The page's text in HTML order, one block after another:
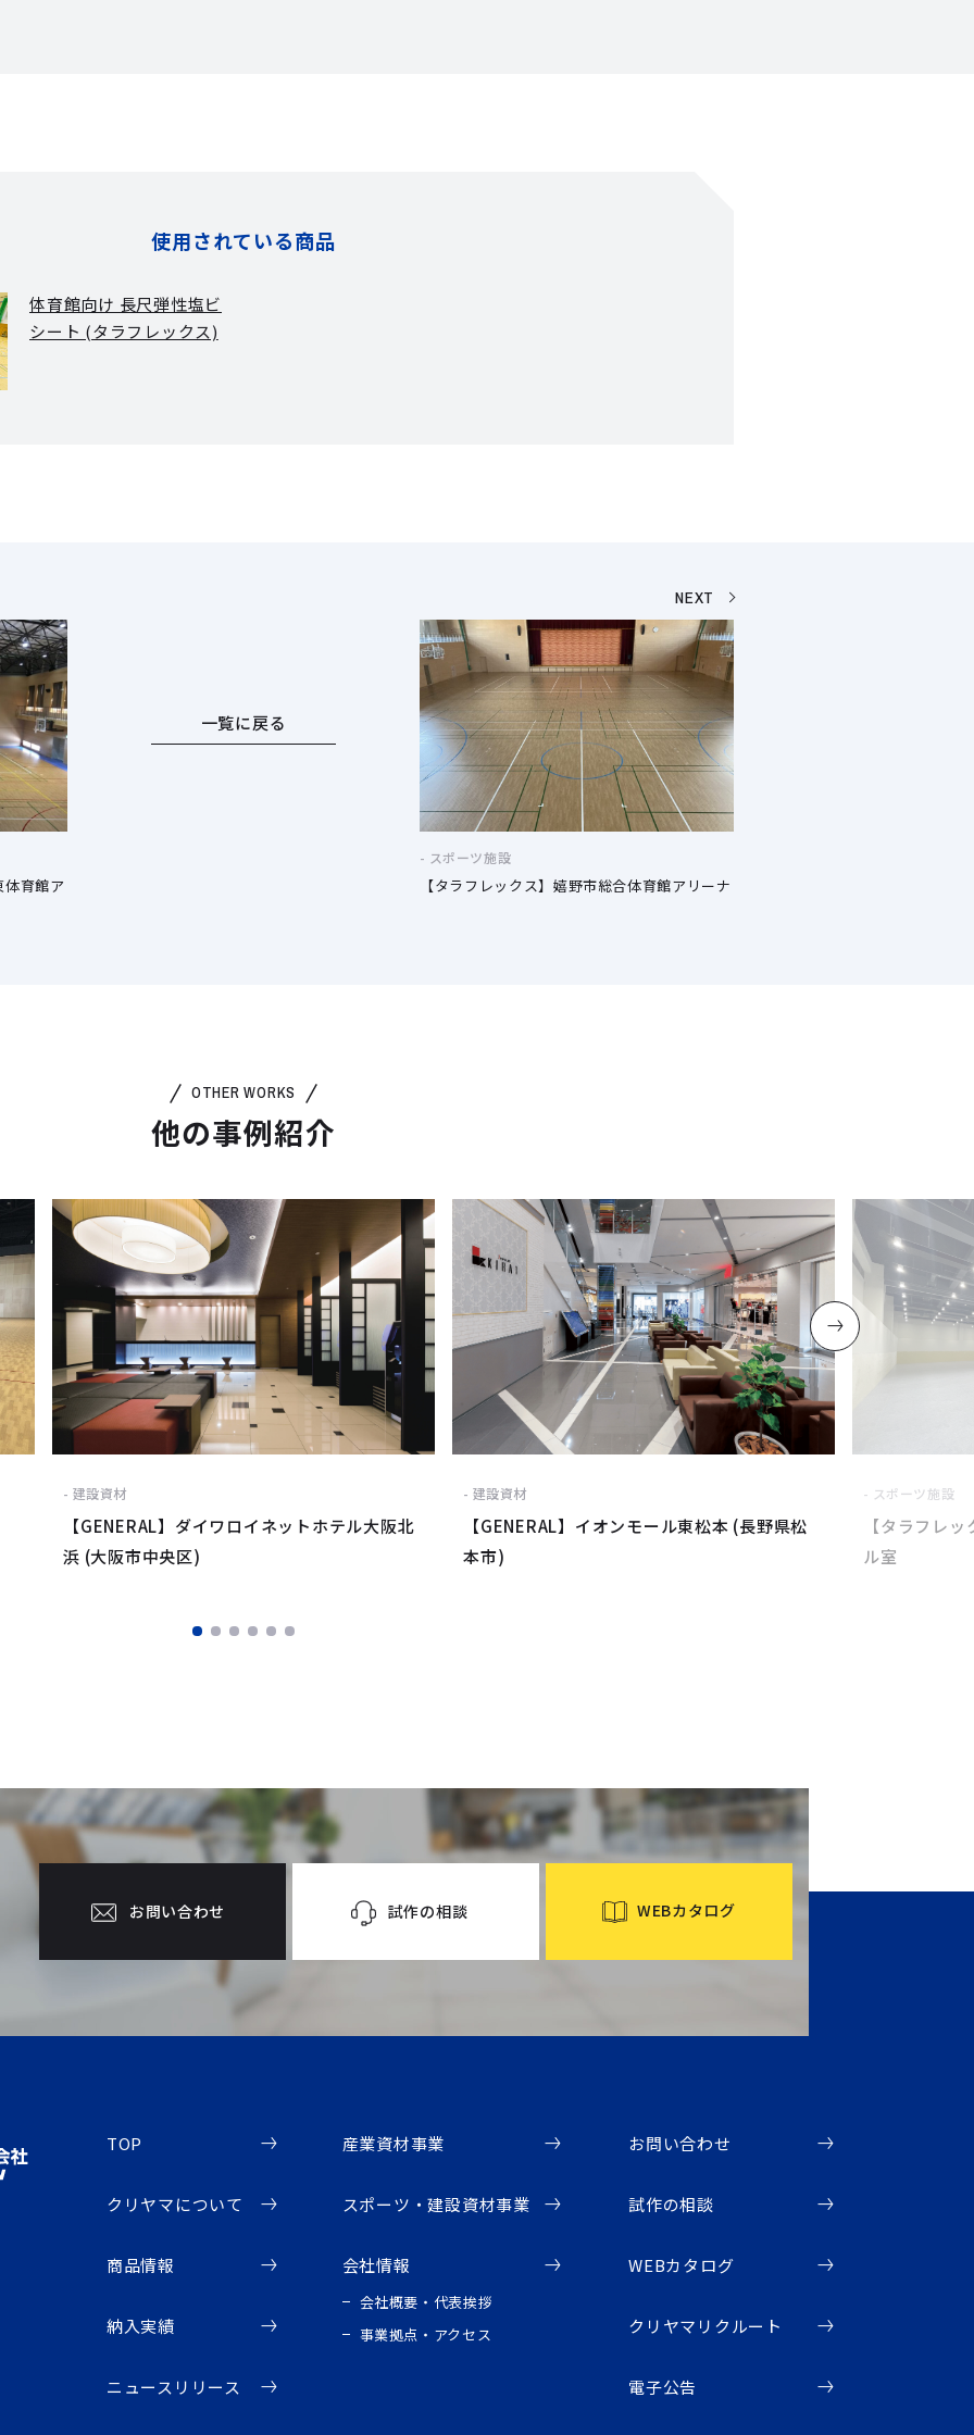
使用されている商品
体育館向け 長尺弾性塩ビ
シート (タラフレックス)
育館ア
NEXT
スポーツ施設
【タラフレックス】嬉野市総合体育館アリーナ
一覧に戻る
OTHER WORKS
他の事例紹介
建設資材
【GENERAL】ダイワロイネットホテル大阪北
浜 (大阪市中央区)
建設資材
【GENERAL】イオンモール東松本 (長野県松
本市)
スポーツ施設
【タラフレ
ル室
お問い合わせ 試作の相談 WEBカタログ
TOP
クリヤマについて
商品情報
納入実績
ニュースリリース
産業資材事業
スポーツ・建設資材事業
会社情報
会社概要・代表挨拶
事業拠点・アクセス
お問い合わせ
試作の相談
WEBカタログ
クリヤマリクルート
電子公告